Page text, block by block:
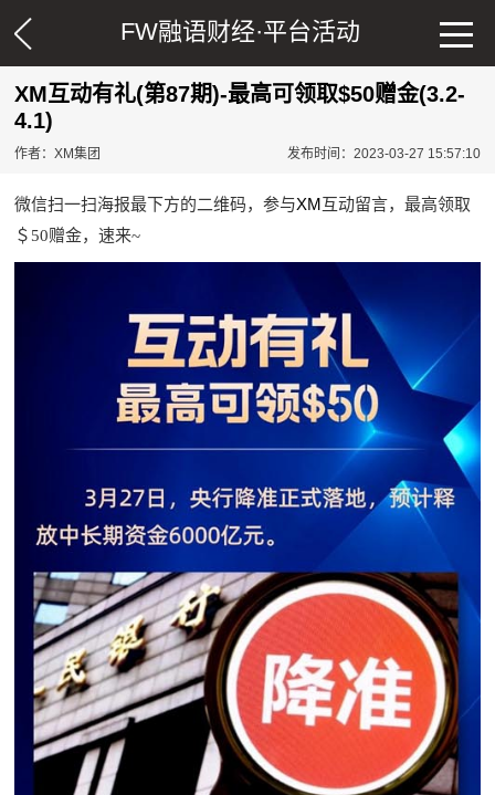
FW融语财经·平台活动
XM互动有礼(第87期)-最高可领取$50赠金(3.2-
4.1)
作者：XM集团 发布时间：2023-03-27 15:57:10
微信扫一扫海报最下方的二维码，参与XM 互动留言，最高领取
＄50赠金，速来~